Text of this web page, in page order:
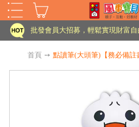
批發會員大招募，輕鬆實現財富自
老師您好!!幼教會員火熱招募中~
海外購物免煩惱！點我查看『海外
首頁 ➙ 點讀筆(大頭筆)【務必備